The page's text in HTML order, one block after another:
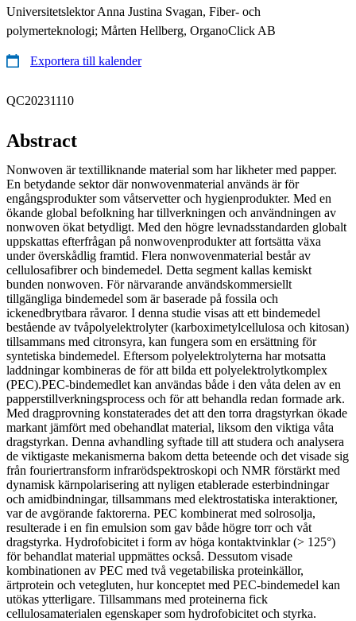
Universitetslektor Anna Justina Svagan, Fiber- och
polymerteknologi; Mårten Hellberg, OrganoClick AB
Exportera till kalender
QC20231110
Abstract
Nonwoven är textilliknande material som har likheter med papper.
En betydande sektor där nonwovenmaterial används är för
engångsprodukter som våtservetter och hygienprodukter. Med en
ökande global befolkning har tillverkningen och användningen av
nonwoven ökat betydligt. Med den högre levnadsstandarden globalt
uppskattas efterfrågan på nonwovenprodukter att fortsätta växa
under överskådlig framtid. Flera nonwovenmaterial består av
cellulosafibrer och bindemedel. Detta segment kallas kemiskt
bunden nonwoven. För närvarande användskommersiellt
tillgängliga bindemedel som är baserade på fossila och
ickenedbrytbara råvaror. I denna studie visas att ett bindemedel
bestående av tvåpolyelektrolyter (karboximetylcellulosa och kitosan)
tillsammans med citronsyra, kan fungera som en ersättning för
syntetiska bindemedel. Eftersom polyelektrolyterna har motsatta
laddningar kombineras de för att bilda ett polyelektrolytkomplex
(PEC).PEC-bindemedlet kan användas både i den våta delen av en
papperstillverkningsprocess och för att behandla redan formade ark.
Med dragprovning konstaterades det att den torra dragstyrkan ökade
markant jämfört med obehandlat material, liksom den viktiga våta
dragstyrkan. Denna avhandling syftade till att studera och analysera
de viktigaste mekanismerna bakom detta beteende och det visade sig
från fouriertransform infrarödspektroskopi och NMR förstärkt med
dynamisk kärnpolarisering att nyligen etablerade esterbindningar
och amidbindningar, tillsammans med elektrostatiska interaktioner,
var de avgörande faktorerna. PEC kombinerat med solrosolja,
resulterade i en fin emulsion som gav både högre torr och våt
dragstyrka. Hydrofobicitet i form av höga kontaktvinklar (> 125°)
för behandlat material uppmättes också. Dessutom visade
kombinationen av PEC med två vegetabiliska proteinkällor,
ärtprotein och vetegluten, hur konceptet med PEC-bindemedel kan
utökas ytterligare. Tillsammans med proteinerna fick
cellulosamaterialen egenskaper som hydrofobicitet och styrka.